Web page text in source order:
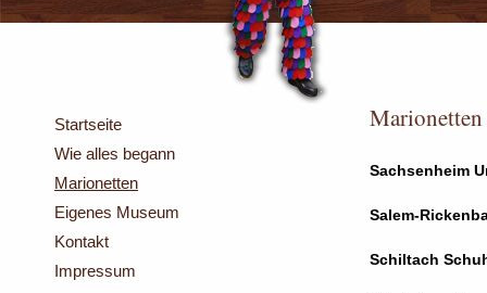
Startseite
Wie alles begann
Marionetten
Eigenes Museum
Kontakt
Impressum
Marionetten
Sachsenheim
Salem-
Schiltach